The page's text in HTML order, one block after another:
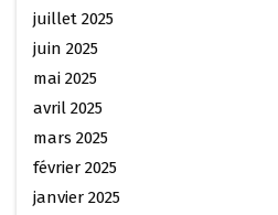
juillet 2025
juin 2025
mai 2025
avril 2025
mars 2025
février 2025
janvier 2025